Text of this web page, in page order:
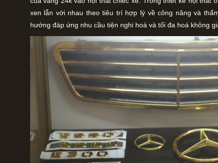
xen lẫn với nhau theo tiêu trí hợp lý về công năng và
hướng đáp ứng nhu cầu tiện nghi hoá và tối đa hoá không